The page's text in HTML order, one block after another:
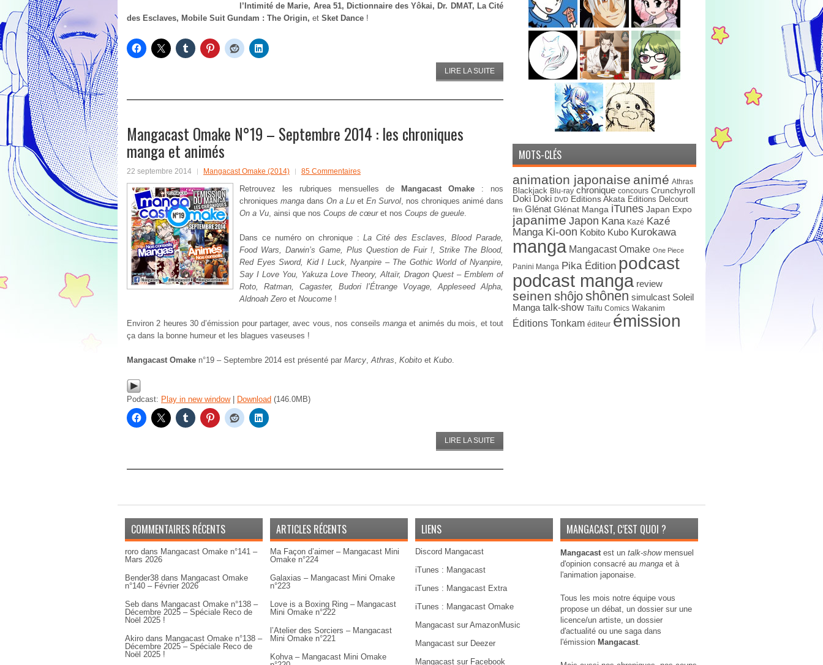
l’Intimité de Marie, Area 51, Dictionnaire des Yôkai, Dr. DMAT, La Cité
des Esclaves, Mobile Suit Gundam : The Origin, et Sket Dance !
LIRE LA SUITE
Mangacast Omake N°19 – Septembre 2014 : les chroniques
manga et animés
22 septembre 2014 Mangacast Omake (2014) 85 Commentaires
Retrouvez les rubriques mensuelles de Mangacast Omake : nos
chroniques manga dans On a Lu et En Survol, nos chroniques animé dans
On a Vu, ainsi que nos Coups de cœuret nos Coups de gueule.
Dans ce numéro on chronique :La Cité des Esclaves, Blood Parade,
Food Wars, Darwin’s Game, Plus Question de Fuir !, Strike The Blood,
Red Eyes Sword, Kid I Luck, Nyanpire – The Gothic World of Nyanpire,
Say I Love You, Yakuza Love Theory, Altaïr, Dragon Quest – Emblem of
Roto, Ratman, Cagaster, Budori l’Étrange Voyage, Appleseed Alpha,
Aldnoah Zero et Noucome !
Environ 2 heures 30 d’émission pour partager, avec vous, nos conseils mangaet animés du mois, et tout
ça dans la bonne humeur et les blagues vaseuses !
Mangacast Omake n°19 – Septembre 2014 est présenté par Marcy,Athras, Kobito et Kubo.
Podcast: Play in new window| Download (146.0MB)
LIRE LA SUITE
MOTS-CLÉS
animation japonaise animé Athras
Blackjack Blu-ray chronique concours Crunchyroll
Doki Doki DVD Editions Akata Editions Delcourt
film Glénat Glénat Manga iTunes Japan Expo
japanime Japon Kana Kazé Kazé
Manga Ki-oon Kobito Kubo Kurokawa
manga Mangacast Omake One Piece
Panini Manga Pika Édition podcast
podcast manga review
seinen shôjoshônen simulcast Soleil
Manga talk-show Taïfu Comics Wakanim
Éditions Tonkam éditeur émission
COMMENTAIRES RÉCENTS
roro dans Mangacast Omake n°141 –
Mars 2026
Bender38 dans Mangacast Omake
n°140 – Février 2026
Seb dans Mangacast Omake n°138 –
Décembre 2025 – Spéciale Reco de
Noël 2025 !
Akiro dans Mangacast Omake n°138 –
Décembre 2025 – Spéciale Reco de
Noël 2025 !
ARTICLES RÉCENTS
Ma Façon d’aimer – Mangacast Mini
Omake n°224
Galaxias – Mangacast Mini Omake
n°223
Love is a Boxing Ring – Mangacast
Mini Omake n°222
l’Atelier des Sorciers – Mangacast
Mini Omake n°221
Kohva – Mangacast Mini Omake
LIENS
Discord Mangacast
iTunes : Mangacast
iTunes : Mangacast Extra
iTunes : Mangacast Omake
Mangacast sur AmazonMusic
Mangacast sur Deezer
Mangacast sur Facebook
MANGACAST, C’EST QUOI ?
Mangacastest un talk-showmensuel
d'opinion consacré au manga et à
l'animation japonaise.
Tous les mois notre équipe vous
propose un débat, un dossier sur une
licence/un artiste, un dossier
d'actualité ou une saga dans
l'émission Mangacast.